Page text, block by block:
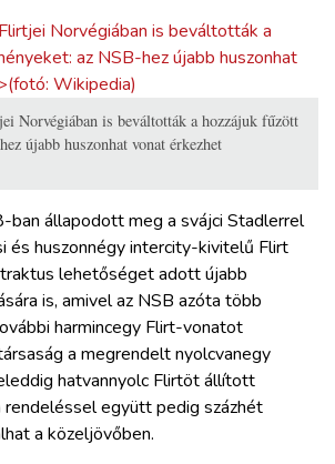
Norvégiában is beváltották a hozzájuk fűzött
újabb huszonhat vonat érkezhet
állapodott meg a svájci Stadlerrel
és huszonnégy intercity-kivitelű Flirt
lehetőséget adott újabb
is, amivel az NSB azóta több
harmincegy Flirt-vonatot
a megrendelt nyolcvanegy
hatvannyolc Flirtöt állított
rendeléssel együtt pedig százhét
a közeljövőben.